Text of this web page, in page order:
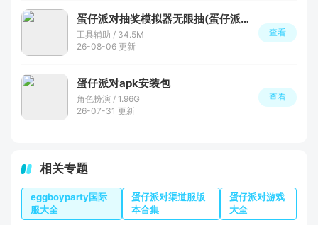
蛋仔派对抽奖模拟器无限抽(蛋仔派对抽奖咩)
工具辅助 / 34.5M
26-08-06 更新
查看
蛋仔派对apk安装包
角色扮演 / 1.96G
26-07-31 更新
查看
相关专题
eggboyparty国际
服大全
蛋仔派对渠道服版
本合集
蛋仔派对游戏
大全